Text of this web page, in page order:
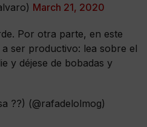
March 21, 2020
Por otra parte, en este
ser productivo: lea sobre el
y déjese de bobadas y
??) (@rafadelolmog)